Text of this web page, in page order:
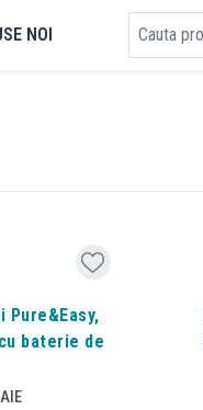
NOI
Pure&Easy,
baterie de